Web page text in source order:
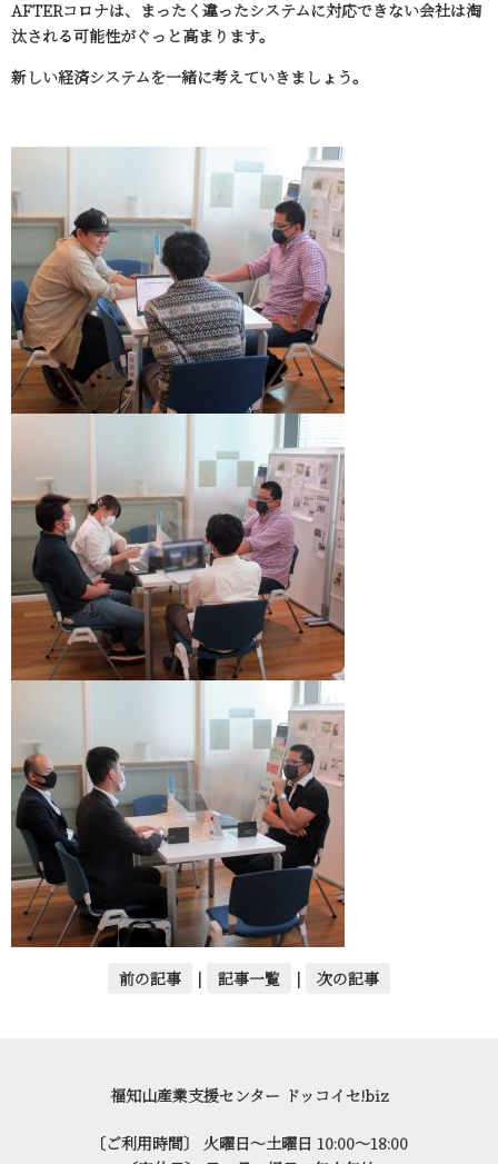
AFTERコロナは、まったく違ったシステムに対応できない会社は淘
汰される可能性がぐっと高まります。
新しい経済システムを一緒に考えていきましょう。
前の記事 | 記事一覧 | 次の記事
福知山産業支援センター ドッコイセ!biz
〔ご利用時間〕 火曜日～土曜日 10:00～18:00